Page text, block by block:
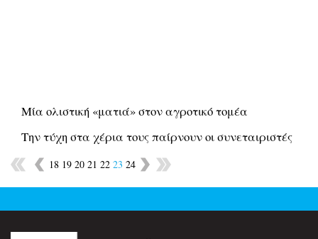
Μία ολιστική «ματιά» στον αγροτικό τομέα
Την τύχη στα χέρια τους παίρνουν οι συνεταιριστές
18 19 20 21 22 23 24